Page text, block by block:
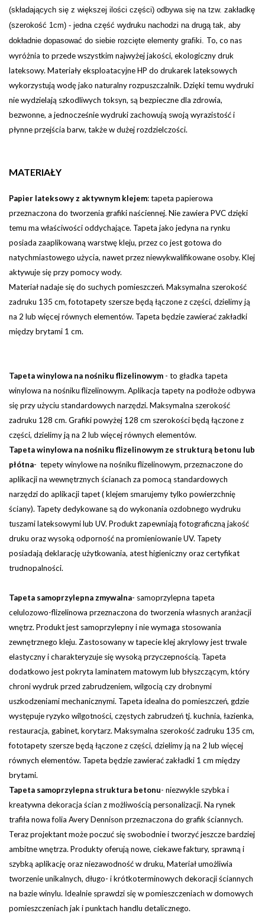
(składających się z większej ilości części) odbywa się na tzw. zakładkę
(szerokość 1cm) - jedna część wydruku nachodzi na drugą tak, aby
dokładnie dopasować do siebie rozcięte elementy grafiki. To, co nas
wyróżnia to przede wszystkim najwyżej jakości, ekologiczny druk
lateksowy. Materiały eksploatacyjne HP do drukarek lateksowych
wykorzystują wodę jako naturalny rozpuszczalnik. Dzięki temu wydruki
nie wydzielają szkodliwych toksyn, są bezpieczne dla zdrowia,
bezwonne, a jednocześnie wydruki zachowują swoją wyrazistość i
płynne przejścia barw, także w dużej rozdzielczości.
MATERIAŁY
Papier lateksowy z aktywnym klejem:tapeta papierowa
przeznaczona do tworzenia grafiki naściennej. Nie zawiera PVC dzięki
temu ma właściwości oddychające. Tapeta jako jedyna na rynku
posiada zaaplikowaną warstwę kleju, przez co jest gotowa do
natychmiastowego użycia, nawet przez niewykwalifikowane osoby. Klej
aktywuje się przy pomocy wody.
Materiał nadaje się do suchych pomieszczeń. Maksymalna szerokość
zadruku 135 cm, fototapety szersze będą łączone z części, dzielimy ją
na 2 lub więcej równych elementów. Tapeta będzie zawierać zakładki
między brytami 1 cm.
Tapeta winylowa na nośniku flizelinowym - to gładka tapeta
winylowa na nośniku flizelinowym. Aplikacja tapety na podłoże odbywa
się przy użyciu standardowych narzędzi.Maksymalna szerokość
zadruku 128 cm. Grafiki powyżej 128 cm szerokości będą łączone z
części, dzielimy ją na 2 lub więcej równych elementów.
Tapeta winylowa na nośniku flizelinowym ze strukturą betonu lub
płótna- tepety winylowe na nośniku flizelinowym, przeznaczone do
aplikacji na wewnętrznych ścianach za pomocą standardowych
narzędzi do aplikacji tapet ( klejem smarujemy tylko powierzchnię
ściany). Tapety dedykowane są do wykonania ozdobnego wydruku
tuszami lateksowymi lub UV. Produkt zapewniają fotograficzną jakość
druku oraz wysoką odporność na promieniowanie UV. Tapety
posiadają deklarację użytkowania, atest higieniczny oraz certyfikat
trudnopalności.
Tapeta samoprzylepna zmywalna- samoprzylepna tapeta
celulozowo-flizelinowa przeznaczona do tworzenia własnych aranżacji
wnętrz. Produkt jest samoprzylepny i nie wymaga stosowania
zewnętrznego kleju. Zastosowany w tapecie klej akrylowy jest trwale
elastyczny i charakteryzuje się wysoką przyczepnością. Tapeta
dodatkowo jest pokryta laminatem matowym lub błyszczącym, który
chroni wydruk przed zabrudzeniem, wilgocią czy drobnymi
uszkodzeniami mechanicznymi. Tapeta idealna do pomieszczeń, gdzie
występuje ryzyko wilgotności, częstych zabrudzeń tj. kuchnia, łazienka,
restauracja, gabinet, korytarz.Maksymalna szerokość zadruku 135 cm,
fototapety szersze będą łączone z części, dzielimy ją na 2 lub więcej
równych elementów. Tapeta będzie zawierać zakładki 1 cm między
brytami.
Tapeta samoprzylepna struktura betonu- niezwykle szybka i
kreatywna dekoracja ścian z możliwością personalizacji. Na rynek
trafiła nowa folia Avery Dennison przeznaczona do grafik ściannych.
Teraz projektant może poczuć się swobodnie i tworzyć jeszcze bardziej
ambitne wnętrza. Produkty oferują nowe, ciekawe faktury, sprawną i
szybką aplikację oraz niezawodność w druku, Materiał umożliwia
tworzenie unikalnych, długo- i krótkoterminowych dekoracji ściannych
na bazie winylu. Idealnie sprawdzi się w pomieszczeniach w domowych
pomieszczeniach jak i punktach handlu detalicznego.